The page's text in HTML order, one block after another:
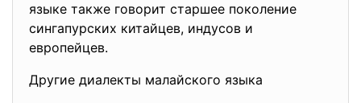
языке также говорит старшее поколение
сингапурских китайцев, индусов и
европейцев.
Другие диалекты малайского языка